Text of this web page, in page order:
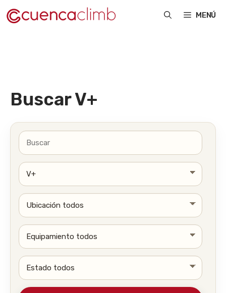
Saltar
al
MENÚ
Buscar V+